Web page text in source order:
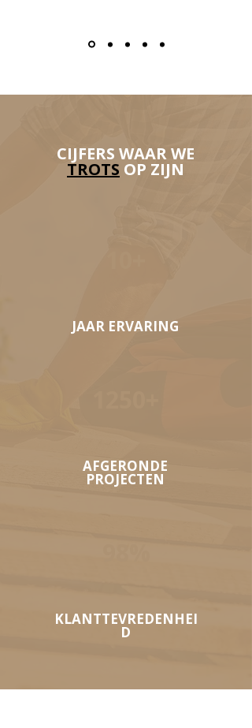
CIJFERS WAAR WE
TROTS OP ZIJN
JAAR ERVARING
AFGERONDE
PROJECTEN
KLANTTEVREDENHEI
D